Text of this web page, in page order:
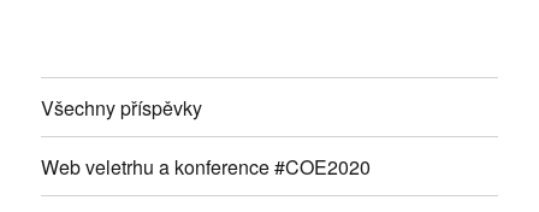
Všechny příspěvky
Web veletrhu a konference #COE2020